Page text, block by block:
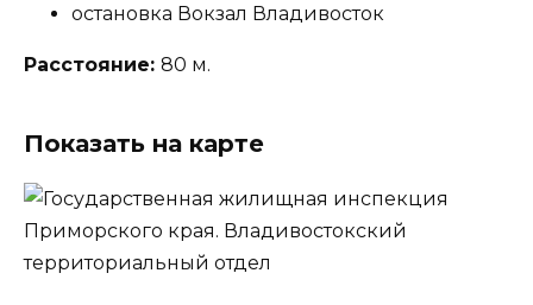
остановка Вокзал Владивосток
Расстояние: 80 м.
Показать на карте